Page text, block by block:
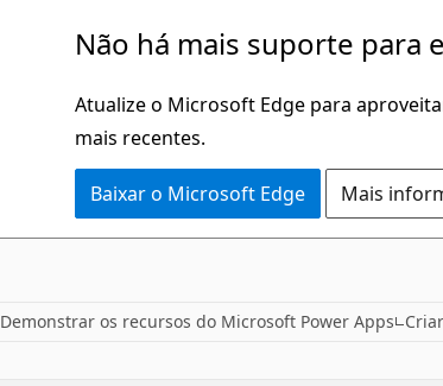
Não há mais suporte para
Atualize o Microsoft Edge para
mais recentes.
Baixar o Microsoft Edge Mais
Demonstrar os recursos do Microsoft Power Apps